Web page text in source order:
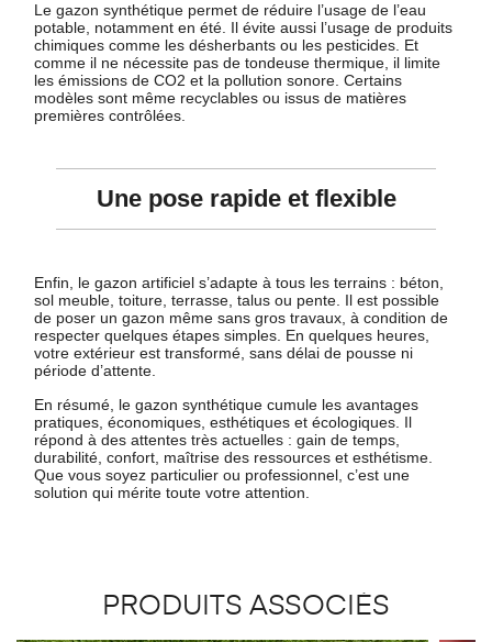
Le gazon synthétique permet de réduire l’usage de l’eau
potable, notamment en été. Il évite aussi l’usage de produits
chimiques comme les désherbants ou les pesticides. Et
comme il ne nécessite pas de tondeuse thermique, il limite
les émissions de CO2 et la pollution sonore. Certains
modèles sont même recyclables ou issus de matières
premières contrôlées.
Une pose rapide et flexible
Enfin, le gazon artificiel s’adapte à tous les terrains : béton,
sol meuble, toiture, terrasse, talus ou pente. Il est possible
de poser un gazon même sans gros travaux, à condition de
respecter quelques étapes simples. En quelques heures,
votre extérieur est transformé, sans délai de pousse ni
période d’attente.
En résumé, le gazon synthétique cumule les avantages
pratiques, économiques, esthétiques et écologiques. Il
répond à des attentes très actuelles : gain de temps,
durabilité, confort, maîtrise des ressources et esthétisme.
Que vous soyez particulier ou professionnel, c’est une
solution qui mérite toute votre attention.
PRODUITS ASSOCIÉS